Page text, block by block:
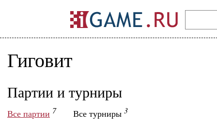
Гиговит
Партии и турниры
Все партии 7 Все турниры 3